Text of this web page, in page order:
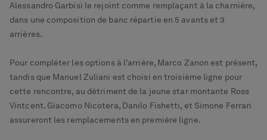
Alessandro Garbisi le rejoint comme remplaçant à la charnière,
dans une composition de banc répartie en 5 avants et 3
arrières.
Pour compléter les options à l'arrière, Marco Zanon est présent,
tandis que Manuel Zuliani est choisi en troisième ligne pour
cette rencontre, au détriment de la jeune star montante Ross
Vintcent. Giacomo Nicotera, Danilo Fishetti, et Simone Ferrari
assureront les remplacements en première ligne.